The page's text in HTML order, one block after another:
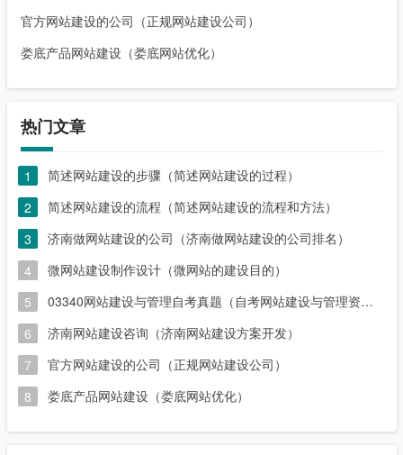
官方网站建设的公司（正规网站建设公司）
娄底产品网站建设（娄底网站优化）
热门文章
1
简述网站建设的步骤（简述网站建设的过程）
2
简述网站建设的流程（简述网站建设的流程和方法）
3
济南做网站建设的公司（济南做网站建设的公司排名）
4
微网站建设制作设计（微网站的建设目的）
5
03340网站建设与管理自考真题（自考网站建设与管理资料）
6
济南网站建设咨询（济南网站建设方案开发）
7
官方网站建设的公司（正规网站建设公司）
8
娄底产品网站建设（娄底网站优化）